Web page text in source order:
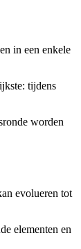
in een enkele
tijdens
worden
evolueren tot
elementen en